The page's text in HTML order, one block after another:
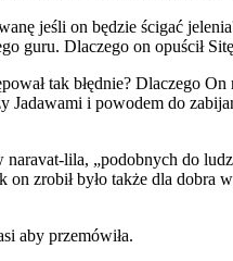
jeśli on będzie ścigać
guru. Dlaczego on opuścił
tak błędnie? Dlaczego
i powodem do
lila, „podobnych do
zrobił było także dla
aby przemówiła.